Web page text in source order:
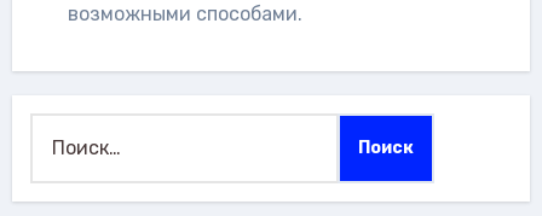
возможными способами.